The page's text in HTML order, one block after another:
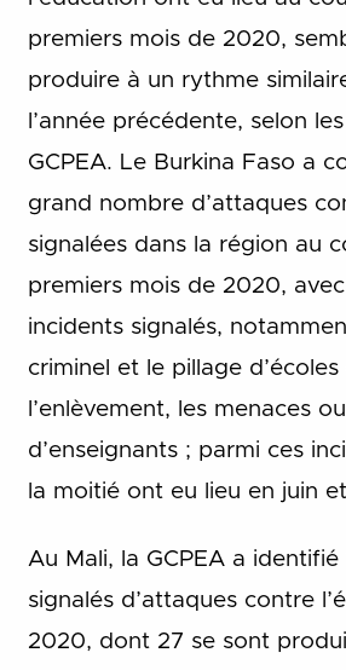
premiers mois de 2020,
produire à un rythme
l’année précédente, selon
GCPEA. Le Burkina Faso a
grand nombre d’attaques
signalées dans la région au
premiers mois de 2020,
incidents signalés,
criminel et le pillage d’écoles
l’enlèvement, les menaces
d’enseignants ; parmi ces
la moitié ont eu lieu en juin
Au Mali, la GCPEA a identifié
signalés d’attaques contre
2020, dont 27 se sont